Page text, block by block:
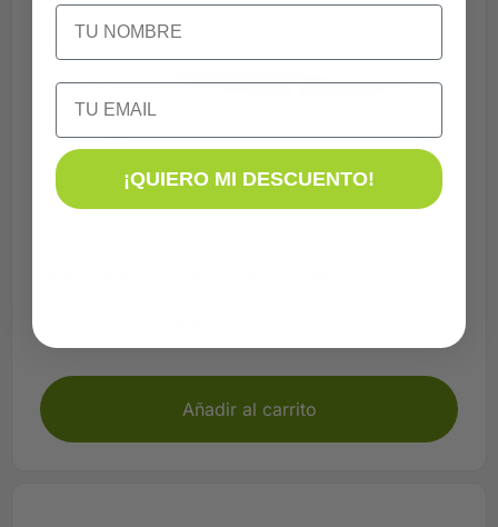
Plazo 3-5 días
Añadir al carrito
NOMBRE
Email
¡QUIERO MI DESCUENTO!